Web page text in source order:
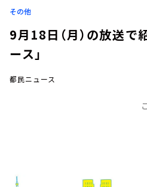
その他
9月18日（月）の放送で
ース」
都民ニュース